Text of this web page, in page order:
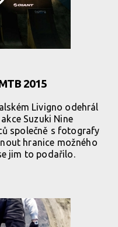
2015
Livigno odehrál
Suzuki Nine
společně s fotografy
hranice možného
jim to podařilo.